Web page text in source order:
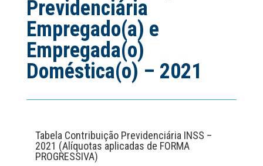
Previdenciária
Empregado(a) e
Empregada(o)
Doméstica(o) – 2021
Tabela Contribuição Previdenciária INSS –
2021 (Alíquotas aplicadas de FORMA
PROGRESSIVA)